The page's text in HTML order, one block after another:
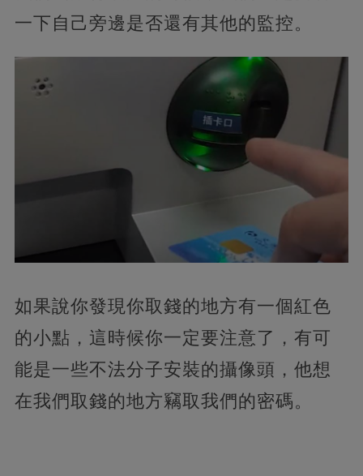
一下自己旁邊是否還有其他的監控。
如果說你發現你取錢的地方有一個紅色
的小點，這時候你一定要注意了，有可
能是一些不法分子安裝的攝像頭，他想
在我們取錢的地方竊取我們的密碼。